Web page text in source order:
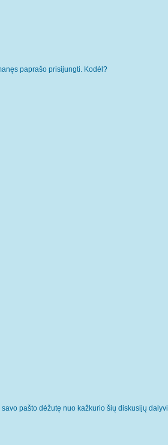
paprašo prisijungti. Kodėl?
pašto dėžutę nuo kažkurio šių diskusijų